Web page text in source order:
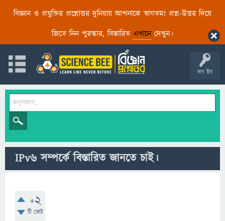
বিজ্ঞান ও প্রযুক্তির প্রশ্নোত্তর দুনিয়ায় আপনাকে স্বাগতম! প্রশ্ন-উত্তর দিয়ে
জিতে নিন পুরস্কার, বিস্তারিত এখানেদেখুন।
লগ ইন
IPv6 সম্পর্কে বিস্তারিত জানতে চাই।
+2
টি ভোট